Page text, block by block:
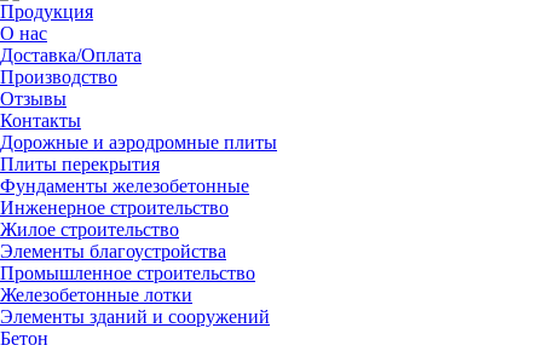
Продукция
О нас
Доставка/Оплата
Производство
Отзывы
Контакты
Дорожные и аэродромные плиты
Плиты перекрытия
Фундаменты железобетонные
Инженерное строительство
Жилое строительство
Элементы благоустройства
Промышленное строительство
Железобетонные лотки
Элементы зданий и сооружений
Бетон